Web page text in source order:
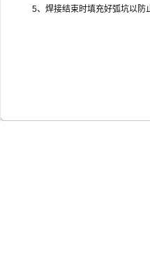
5、焊接结束时填充好弧坑以防